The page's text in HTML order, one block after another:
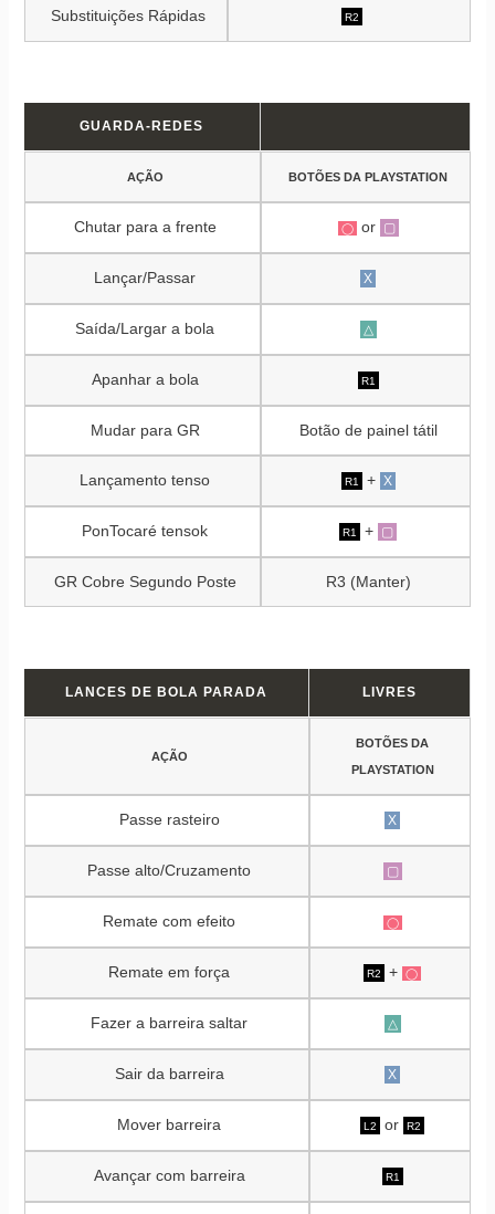
Substituições Rápidas R2
GUARDA-REDES
AÇÃO BOTÕES DA PLAYSTATION
Chutar para a frente ◯ or ▢
Lançar/Passar X
Saída/Largar a bola △
Apanhar a bola R1
Mudar para GR Botão de painel tátil
Lançamento tenso R1 + X
PonTocaré tensok R1 + ▢
GR Cobre Segundo Poste R3 (Manter)
LANCES DE BOLA PARADA LIVRES
AÇÃO
BOTÕES DA
PLAYSTATION
Passe rasteiro X
Passe alto/Cruzamento ▢
Remate com efeito ◯
Remate em força R2 + ◯
Fazer a barreira saltar △
Sair da barreira X
Mover barreira L2 or R2
Avançar com barreira R1